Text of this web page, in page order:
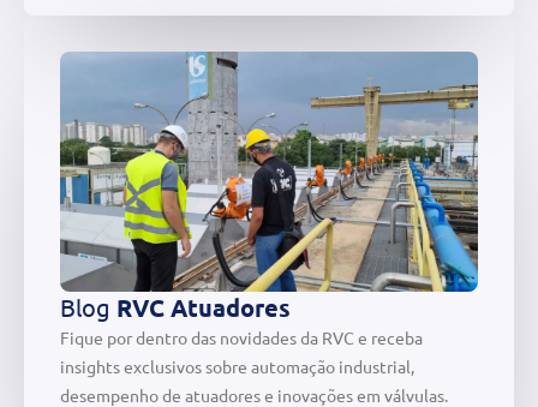
Blog RVC Atuadores
Fique por dentro das novidades da RVC e receba
insights exclusivos sobre automação industrial,
desempenho de atuadores e inovações em válvulas.